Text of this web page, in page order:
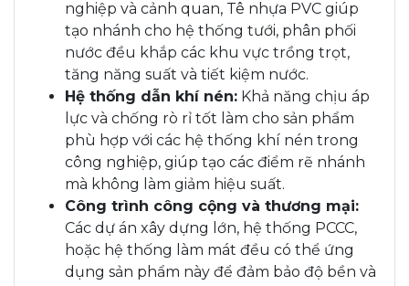
nghiệp và cảnh quan, Tê nhựa PVC giúp
tạo nhánh cho hệ thống tưới, phân phối
nước đều khắp các khu vực trồng trọt,
tăng năng suất và tiết kiệm nước.
Hệ thống dẫn khí nén: Khả năng chịu áp
lực và chống rò rỉ tốt làm cho sản phẩm
phù hợp với các hệ thống khí nén trong
công nghiệp, giúp tạo các điểm rẽ nhánh
mà không làm giảm hiệu suất.
Công trình công cộng và thương mại:
Các dự án xây dựng lớn, hệ thống PCCC,
hoặc hệ thống làm mát đều có thể ứng
dụng sản phẩm này để đảm bảo độ bền và